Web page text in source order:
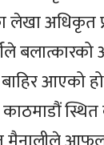
लेखा अधिकृत
आएको